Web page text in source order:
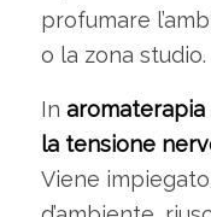
profumare
o la zona studio.
In
la tensione
Viene